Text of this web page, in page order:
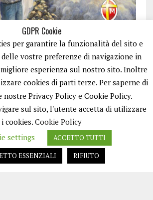
GDPR Cookie
per garantire la funzionalità del sito e
vostre preferenze di navigazione in
esperienza sul nostro sito. Inoltre
cookies di parti terze. Per saperne di
Privacy Policy e Cookie Policy.
sul sito, l'utente accetta di utilizzare
i cookies. Cookie Policy
settings
ACCETTO TUTTI
ESSENZIALI
RIFIUTO